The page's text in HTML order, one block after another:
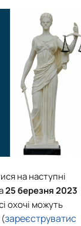
на наступні
25 березня 2023
охочі можуть
зареєструватис